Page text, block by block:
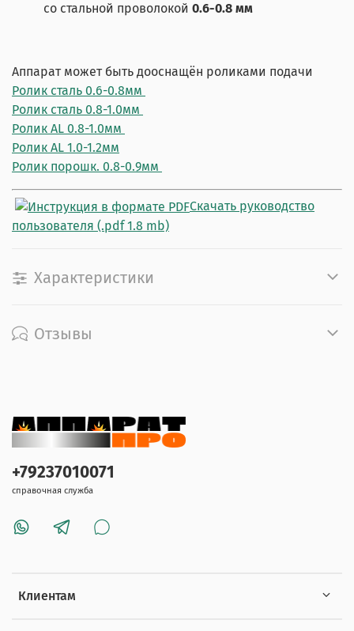
со стальной проволокой 0.6-0.8 мм
Аппарат может быть дооснащён роликами подачи
Ролик сталь 0.6-0.8мм
Ролик сталь 0.8-1.0мм
Ролик AL 0.8-1.0мм
Ролик AL 1.0-1.2мм
Ролик порошк. 0.8-0.9мм
Скачать руководство
пользователя (.pdf 1.8 mb)
Характеристики
Отзывы
Клиентам
+79237010071
справочная служба